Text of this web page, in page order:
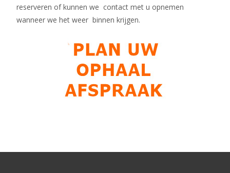
reserveren of kunnen we contact met u opnemen
wanneer we het weer binnen krijgen.